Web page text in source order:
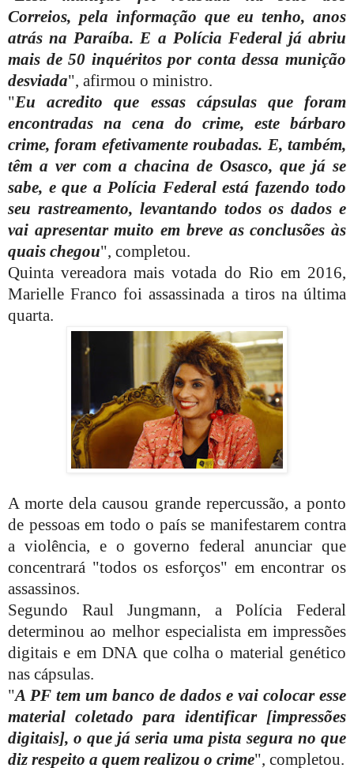
Correios, pela informação que eu tenho, anos
atrás na Paraíba. E a Polícia Federal já abriu
mais de 50 inquéritos por conta dessa munição
desviada", afirmou o ministro.
"Eu acredito que essas cápsulas que foram
encontradas na cena do crime, este bárbaro
crime, foram efetivamente roubadas. E, também,
têm a ver com a chacina de Osasco, que já se
sabe, e que a Polícia Federal está fazendo todo
seu rastreamento, levantando todos os dados e
vai apresentar muito em breve as conclusões às
quais chegou", completou.
Quinta vereadora mais votada do Rio em 2016,
Marielle Franco foi assassinada a tiros na última
quarta.
A morte dela causou grande repercussão, a ponto
de pessoas em todo o país se manifestarem contra
a violência, e o governo federal anunciar que
concentrará "todos os esforços" em encontrar os
assassinos.
Segundo Raul Jungmann, a Polícia Federal
determinou ao melhor especialista em impressões
digitais e em DNA que colha o material genético
nas cápsulas.
"A PF tem um banco de dados e vai colocar esse
material coletado para identificar [impressões
digitais], o que já seria uma pista segura no que
diz respeito a quem realizou o crime", completou.